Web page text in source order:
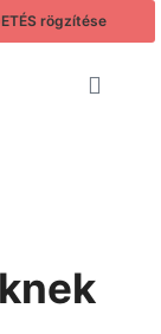
rögzítése